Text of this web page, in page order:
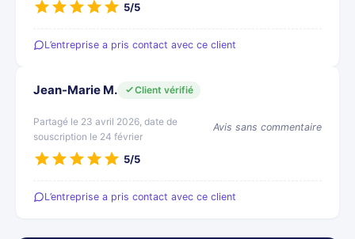
5/5
L’entreprise a pris contact avec ce client
Jean-Marie M. Client vérifié
Partagé le 23 avril 2026, date de
souscription le 24 février
Avis sans commentaire
5/5
L’entreprise a pris contact avec ce client